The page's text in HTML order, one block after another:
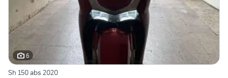
6
Sh 150 abs 2020